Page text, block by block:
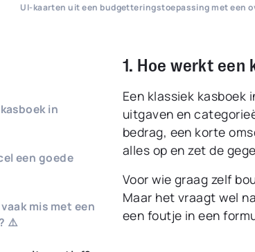
UI-kaarten uit een budgetteringstoepassing met een
in
een goede
mis met een
⚠️
1. Hoe werkt een
Een klassiek kasboek
uitgaven en
bedrag, een korte
alles op en zet de
Voor wie graag zelf
Maar het vraagt wel
een foutje in een